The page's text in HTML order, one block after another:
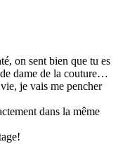
on sent bien que tu es
dame de la couture…
je vais me pencher
dans la même